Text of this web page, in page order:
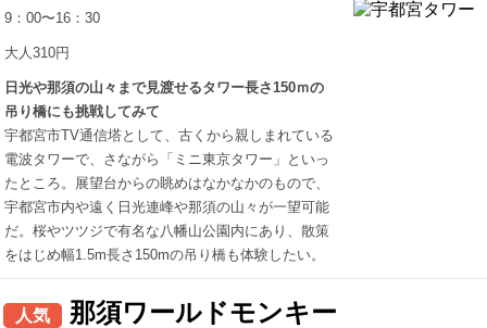
9：00〜16：30
大人310円
日光や那須の山々まで見渡せるタワー長さ150ｍの
吊り橋にも挑戦してみて
宇都宮市TV通信塔として、古くから親しまれている
電波タワーで、さながら「ミニ東京タワー」といっ
たところ。展望台からの眺めはなかなかのもので、
宇都宮市内や遠く日光連峰や那須の山々が一望可能
だ。桜やツツジで有名な八幡山公園内にあり、散策
をはじめ幅1.5m長さ150mの吊り橋も体験したい。
人気
那須ワールドモンキー